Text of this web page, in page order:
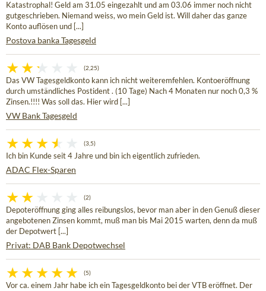
Katastrophal! Geld am 31.05 eingezahlt und am 03.06 immer noch nicht
gutgeschrieben. Niemand weiss, wo mein Geld ist. Will daher das ganze
Konto auflösen und [...]
Postova banka Tagesgeld
(2,25)
Das VW Tagesgeldkonto kann ich nicht weiteremfehlen. Kontoeröffnung
durch umständliches Postident . (10 Tage) Nach 4 Monaten nur noch 0,3 %
Zinsen.!!!! Was soll das. Hier wird [...]
VW Bank Tagesgeld
(3,5)
Ich bin Kunde seit 4 Jahre und bin ich eigentlich zufrieden.
ADAC Flex-Sparen
(2)
Depoteröffnung ging alles reibungslos, bevor man aber in den Genuß dieser
angebotenen Zinsen kommt, muß man bis Mai 2015 warten, denn da muß
der Depotwert [...]
Privat: DAB Bank Depotwechsel
(5)
Vor ca. einem Jahr habe ich ein Tagesgeldkonto bei der VTB eröffnet. Der